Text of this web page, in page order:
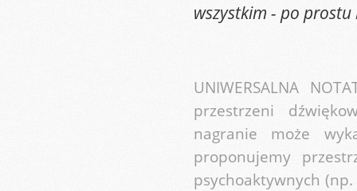
wszystkim - po
UNIWERSALNA
przestrzeni
nagranie może
proponujemy
psychoaktywnych